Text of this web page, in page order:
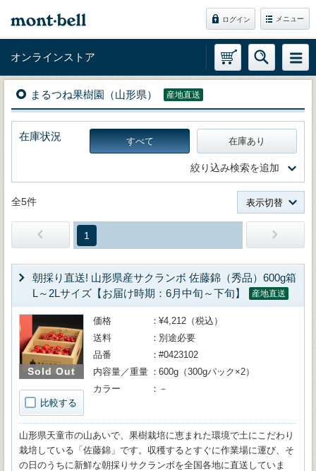
ログイン メニュー
オンラインストア
まるつね果樹園（山形県） 産地直送
在庫状況 すべて 在庫あり
絞り込み検索を追加
全5件 表示切替
1
朝採り直送! 山形県産サクランボ 佐藤錦（秀品）600g箱
L～2Lサイズ【お届け時期：6月中旬～下旬】
産地直送
Sold Out
比較する
価格
¥4,212（税込）
送料
別途必要
品番
#0423102
内容量／重量
600g（300gパック×2）
カラー
－
山形県天童市の山あいで、果樹栽培に恵まれた環境で土にこだわり
栽培している「佐藤錦」です。収穫するとすぐに作業場に運び、そ
の日のうちに新鮮な朝採りサクランボを全国各地に直送していま